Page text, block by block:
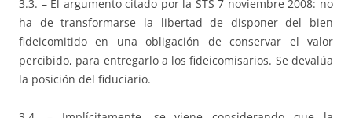
3.3. – El argumento citado por la STS 7 noviembre 2008: no
ha de transformarse la libertad de disponer del bien
fideicomitido en una obligación de conservar el valor
percibido, para entregarlo a los fideicomisarios. Se devalúa
la posición del fiduciario.